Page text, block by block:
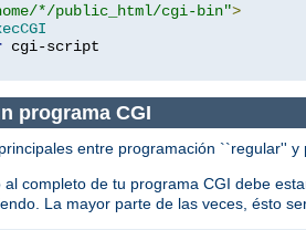
*/public_html/cgi-bin">
programa CGI
entre programación ``regular'' y
al completo de tu programa CGI debe
La mayor parte de las veces, ésto